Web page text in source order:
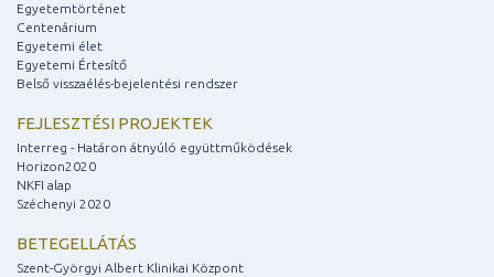
Egyetemtörténet
Centenárium
Egyetemi élet
Egyetemi Értesítő
Belső visszaélés-bejelentési rendszer
FEJLESZTÉSI PROJEKTEK
Interreg - Határon átnyúló együttműködések
Horizon2020
NKFI alap
Széchenyi 2020
BETEGELLÁTÁS
Szent-Györgyi Albert Klinikai Központ